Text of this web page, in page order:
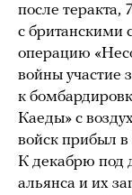
после
с британскими
операцию
войны участие
к
Каеды» с
войск прибыл в
К декабрю под
альянса и их